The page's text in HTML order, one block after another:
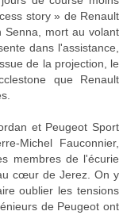
story » de Renault
Senna, mort au volant
dans l'assistance,
de la projection, le
que Renault
et Peugeot Sport
Michel Fauconnier,
membres de l'écurie
cœur de Jerez. On y
oublier les tensions
de Peugeot ont